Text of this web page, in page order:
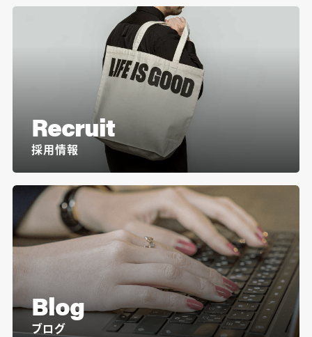
Recruit
採用情報
Blog
ブログ